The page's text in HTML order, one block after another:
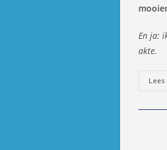
En ja:
akte.